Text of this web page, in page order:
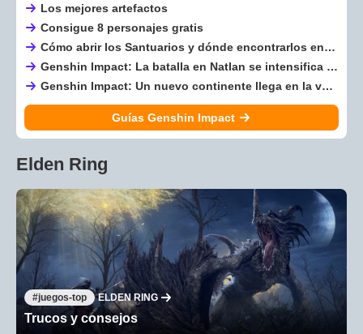
Los mejores artefactos
Consigue 8 personajes gratis
Cómo abrir los Santuarios y dónde encontrarlos en el mapa
Genshin Impact: La batalla en Natlan se intensifica con la nueva versión 5.3 que traerá nuevas aventuras en este mundo
Genshin Impact: Un nuevo continente llega en la versión 5.0, conoce los detalles de Natlan que llega en la nueva actualización
Guías Genshin Impact
Elden Ring
juegos-top ELDEN RING
Trucos y consejos